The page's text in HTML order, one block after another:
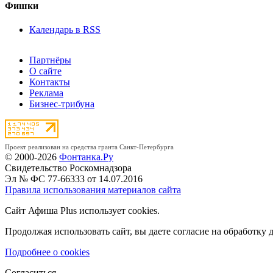
Фишки
Календарь в RSS
Партнёры
О сайте
Контакты
Реклама
Бизнес-трибуна
Проект реализован на средства гранта Санкт-Петербурга
© 2000-2026 Фонтанка.Ру
Свидетельство Роскомнадзора
Эл № ФС 77-66333 от 14.07.2016
Правила использования материалов сайта
Сайт Афиша Plus использует cookies.
Продолжая использовать сайт, вы даете согласие на обработку
Подробнее о cookies